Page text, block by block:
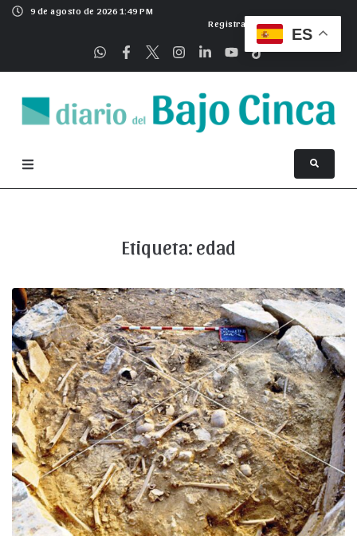
9 de agosto de 2026 1:49 PM
Registrarse
Etiqueta: edad
ES